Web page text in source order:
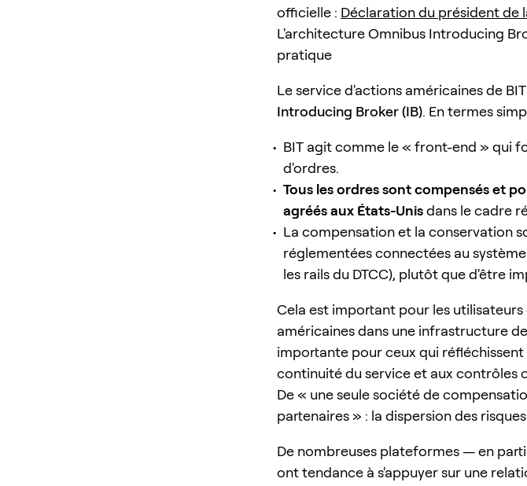
officielle : Déclaration du président de
L'architecture Omnibus Introducing
pratique
Le service d'actions américaines de
Introducing Broker (IB). En termes
BIT agit comme le « front-end » qui
d'ordres.
Tous les ordres sont compensés et
agréés aux États-Unisdans le cadre
La compensation et la conservation
réglementées connectées au
les rails du DTCC), plutôt que d'être
Cela est important pour les
américaines dans une infrastructure
importante pour ceux qui
continuité du service et aux contrôles
De « une seule société de
partenaires » : la dispersion des
De nombreuses plateformes — en
ont tendance à s'appuyer sur une